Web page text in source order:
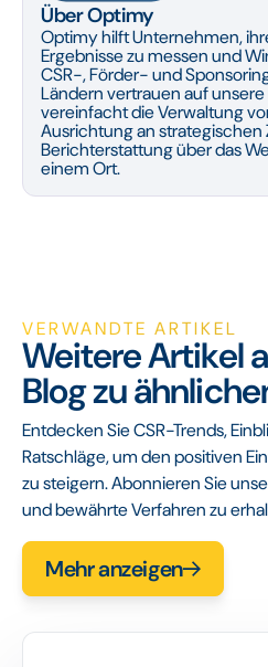
Über Optimy
Optimy hilft Unternehmen,
Ergebnisse zu messen und
CSR-, Förder- und
Ländern vertrauen auf
vereinfacht die Verwaltung
Ausrichtung an strategischen
Berichterstattung über das
einem Ort.
VERWANDTE ARTIKEL
Weitere Artikel
Blog zu
Entdecken Sie CSR-Trends,
Ratschläge, um den positiven
zu steigern. Abonnieren Sie
und bewährte Verfahren zu
Mehr anzeigen